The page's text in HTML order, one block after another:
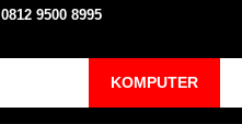
0812 9500 8995
KOMPUTER